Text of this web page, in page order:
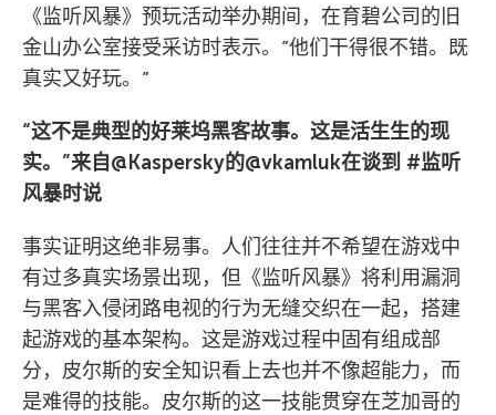
《监听风暴》预玩活动举办期间，在育碧公司的旧
金山办公室接受采访时表示。”他们干得很不错。既
真实又好玩。”
“这不是典型的好莱坞黑客故事。这是活生生的现
实。”来自@Kaspersky的@vkamluk在谈到 #监听
风暴时说
事实证明这绝非易事。人们往往并不希望在游戏中
有过多真实场景出现，但《监听风暴》将利用漏洞
与黑客入侵闭路电视的行为无缝交织在一起，搭建
起游戏的基本架构。这是游戏过程中固有组成部
分，皮尔斯的安全知识看上去也并不像超能力，而
是难得的技能。皮尔斯的这一技能贯穿在芝加哥的